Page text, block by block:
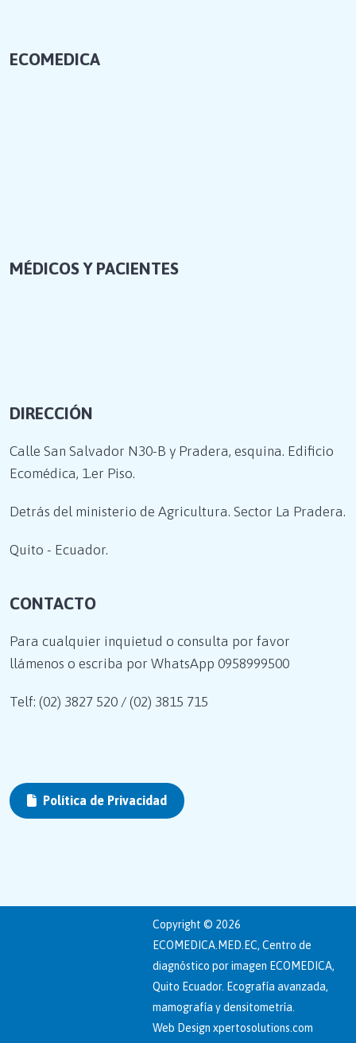
ECOMEDICA
MÉDICOS Y PACIENTES
DIRECCIÓN
Calle San Salvador N30-B y Pradera, esquina. Edificio
Ecomédica, 1.er Piso.
Detrás del ministerio de Agricultura. Sector La Pradera.
Quito - Ecuador.
CONTACTO
Para cualquier inquietud o consulta por favor
llámenos o escriba por WhatsApp 0958999500
Telf: (02) 3827 520 / (02) 3815 715
Política de Privacidad
Copyright © 2026
ECOMEDICA.MED.EC, Centro de
diagnóstico por imagen ECOMEDICA,
Quito Ecuador. Ecografía avanzada,
mamografía y densitometría.
Web Designxpertosolutions.com